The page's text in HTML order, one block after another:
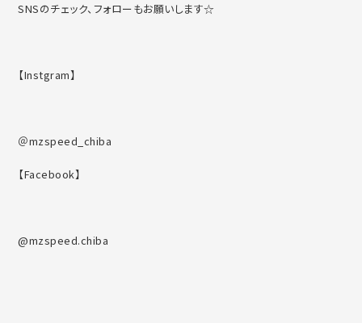
SNSのチェック、フォローもお願いします☆
【Instgram】
＠mzspeed_chiba
【Facebook】
@mzspeed.chiba